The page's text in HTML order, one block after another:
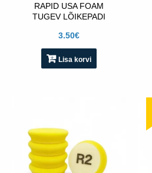
RAPID USA FOAM
TUGEV LÕIKEPADI
3.50€
Lisa korvi